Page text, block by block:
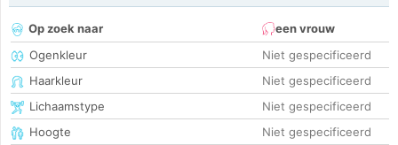
Op zoek naar
een vrouw
Ogenkleur
Niet gespecificeerd
Haarkleur
Niet gespecificeerd
Lichaamstype
Niet gespecificeerd
Hoogte
Niet gespecificeerd